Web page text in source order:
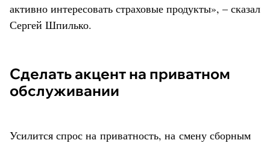
активно интересовать страховые продукты», – сказал
Сергей Шпилько.
Сделать акцент на приватном
обслуживании
Усилится спрос на приватность, на смену сборным